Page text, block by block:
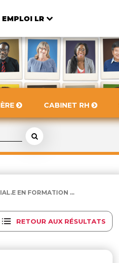
EMPLOI LR
CABINET RH
EN FORMATION ...
RETOUR AUX RÉSULTATS